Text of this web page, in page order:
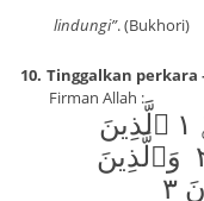
lindungi”. (Bukhori)
10. Tinggalkan perkara
Firman Allah :
ٱلَّذِينَ
هُمۡ فِي صَلَاتِهِمۡ خَٰشِعُونَ ٢ وَٱلَّذِينَ